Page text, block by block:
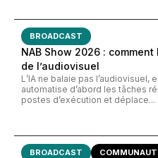
BROADCAST
NAB Show 2026 :
de l’audiovisuel
L’IA ne balaie pas l’audiovisuel,
automatise d’abord les tâches
postes d’exécution et déplace...
BROADCAST